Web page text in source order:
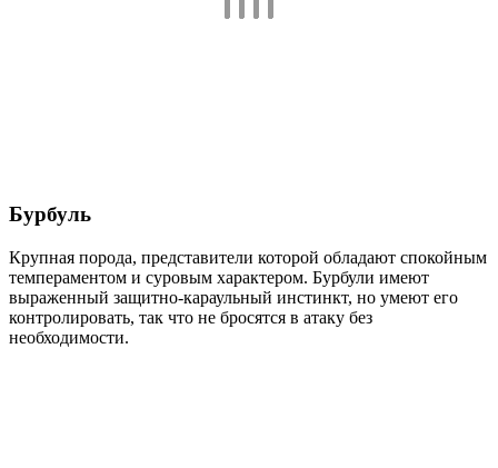
Бурбуль
Крупная порода, представители которой обладают спокойным
темпераментом и суровым характером. Бурбули имеют
выраженный защитно-караульный инстинкт, но умеют его
контролировать, так что не бросятся в атаку без
необходимости.